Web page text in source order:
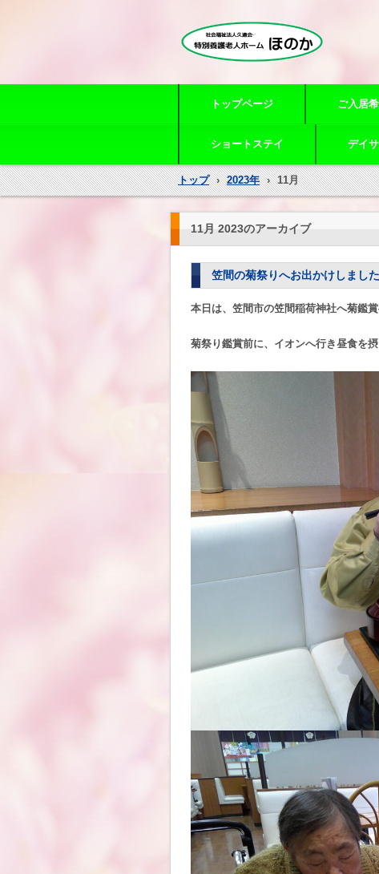
トップページ ご入居
ショートステイ デイ
トップ › 2023年 › 11月
11月 2023のアーカイブ
笠間の菊祭りへお出かけしまし
本日は、笠間市の笠間稲荷神社へ菊鑑
菊祭り鑑賞前に、イオンへ行き昼食を